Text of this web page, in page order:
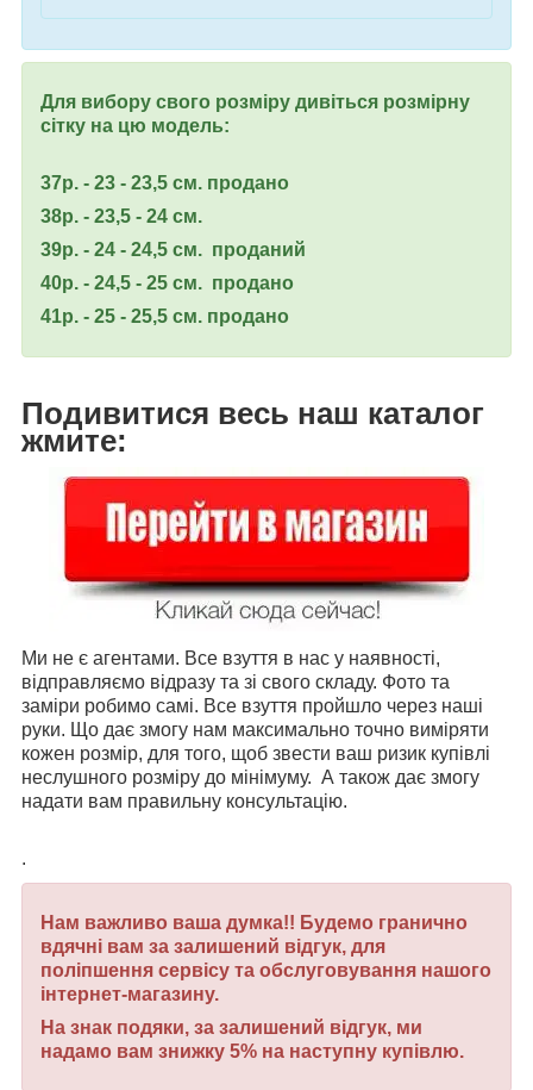
Для вибору свого розміру дивіться розмірну
сітку на цю модель:
37р. - 23 - 23,5 см. продано
38р. - 23,5 - 24 см.
39р. - 24 - 24,5 см. проданий
40р. - 24,5 - 25 см. продано
41р. - 25 - 25,5 см. продано
Подивитися весь наш каталог
жмите:
Ми не є агентами. Все взуття в нас у наявності,
відправляємо відразу та зі свого складу. Фото та
заміри робимо самі. Все взуття пройшло через наші
руки. Що дає змогу нам максимально точно виміряти
кожен розмір, для того, щоб звести ваш ризик купівлі
неслушного розміру до мінімуму. А також дає змогу
надати вам правильну консультацію.
.
Нам важливо ваша думка!! Будемо гранично
вдячні вам за залишений відгук, для
поліпшення сервісу та обслуговування нашого
інтернет-магазину.
На знак подяки, за залишений відгук, ми
надамо вам знижку 5% на наступну купівлю.